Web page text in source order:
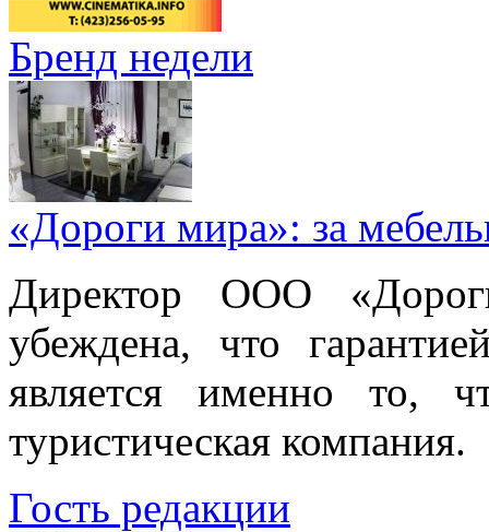
Бренд недели
«Дороги мира»: за
Директор ООО
убеждена, что
является именно то,
туристическая компания.
Гость редакции